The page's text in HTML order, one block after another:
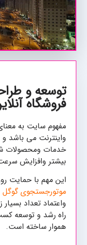
توسعه و
فروشگاه
مفهوم سایت به
واینترنت می باشد
خدمات ومحصولات
بیشتر وافزایش
این مهم با حمایت
موتورجستجوی گوگل
واعتماد تعداد
راه رشد و توسعه
هموار ساخته است.